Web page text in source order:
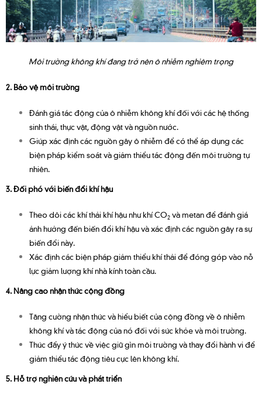
Môi trường không khí đang trở nên ô nhiễm nghiêm trọng
2. Bảo vệ môi trường
Đánh giá tác động của ô nhiễm không khí đối với các hệ thống
sinh thái, thực vật, động vật và nguồn nước.
Giúp xác định các nguồn gây ô nhiễm để có thể áp dụng các
biện pháp kiểm soát và giảm thiểu tác động đến môi trường tự
nhiên.
3. Đối phó với biến đổi khí hậu
Theo dõi các khí thải khí hậu như khí CO2 và metan để đánh giá
ảnh hưởng đến biến đổi khí hậu và xác định các nguồn gây ra sự
biến đổi này.
Xác định các biện pháp giảm thiểu khí thải để đóng góp vào nỗ
lực giảm lượng khí nhà kính toàn cầu.
4. Nâng cao nhận thức cộng đồng
Tăng cường nhận thức và hiểu biết của cộng đồng về ô nhiễm
không khí và tác động của nó đối với sức khỏe và môi trường.
Thúc đẩy ý thức về việc giữ gìn môi trường và thay đổi hành vi để
giảm thiểu tác động tiêu cực lên không khí.
5. Hỗ trợ nghiên cứu và phát triển